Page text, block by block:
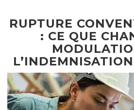
RUPTURE
: CE QUE